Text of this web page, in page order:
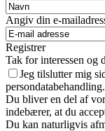
Angiv din e-
Registrer
Tak for interessen og
Jeg tilslutter mig
persondatabehandling.
Du bliver en del af
indebærer, at du
Du kan naturligvis